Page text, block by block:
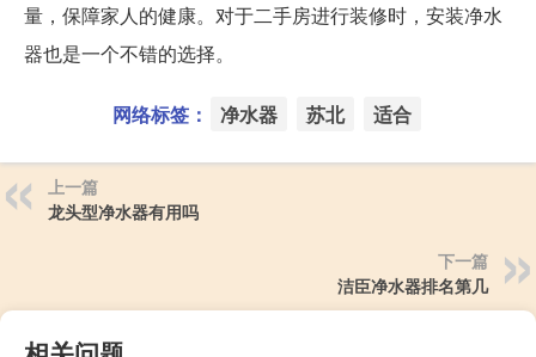
量，保障家人的健康。对于二手房进行装修时，安装净水
器也是一个不错的选择。
网络标签： 净水器 苏北 适合
上一篇
龙头型净水器有用吗
下一篇
洁臣净水器排名第几